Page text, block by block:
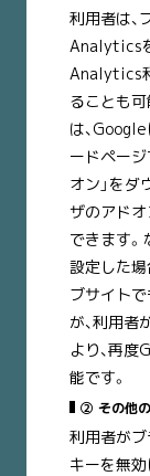
利用者は
Analytics
Analytics
ることも
は、
ードペー
オン」をダ
ザのアド
できます
設定した場
ブサイト
が、利用
より、再
能です。
② その他
利用者がブ
キーを無効